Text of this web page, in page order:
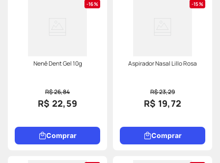
16%
Nenê Dent Gel 10g
R$ 26,84
R$ 22,59
Comprar
15%
Aspirador Nasal Lillo Rosa
R$ 23,29
R$ 19,72
Comprar